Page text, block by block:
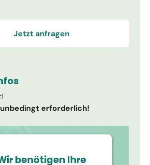
Jetzt anfragen
erforderlich!
benötigen Ihre